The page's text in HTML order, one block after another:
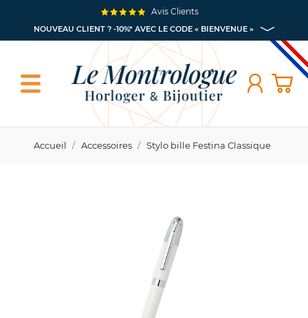
NOUVEAU CLIENT ? -10%* AVEC LE CODE « BIENVENUE »
Avis Clients
Accueil Accessoires Stylo bille Festina Classique